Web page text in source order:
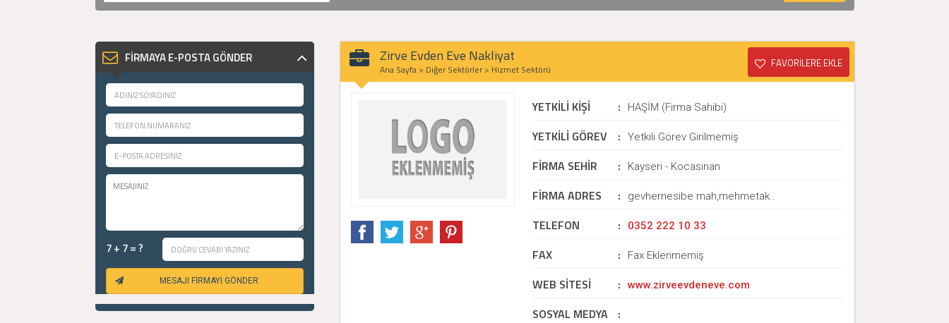
FİRMAYA E-POSTA GÖNDER
7 + 7 = ?
MESAJI FİRMAYI GÖNDER
Zirve Evden Eve Nakliyat
Ana Sayfa > Diğer Sektörler> Hizmet Sektörü FAVORİLERE EKLE
YETKİLİ KİŞİ : HAŞİM (Firma Sahibi)
YETKİLİ GÖREV : Yetkili Görev Girilmemiş
FİRMA SEHİR : Kayseri - Kocasinan
FİRMA ADRES : gevhernesibe mah,mehmetak..
TELEFON : 0352 222 10 33
FAX : Fax Eklenmemiş
WEB SİTESİ : www.zirveevdeneve.com
SOSYAL MEDYA :